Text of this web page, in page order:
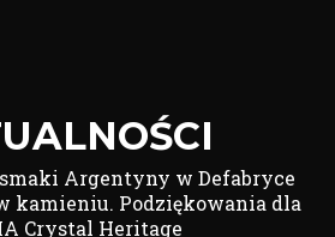
Argentyny w Defabryce
kamieniu. Podziękowania dla
Crystal Heritage